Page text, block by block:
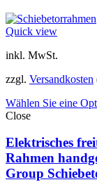
Quick view
inkl. MwSt.
zzgl. Versandkosten
Wählen Sie eine
Close
Elektrisches
Rahmen
Group